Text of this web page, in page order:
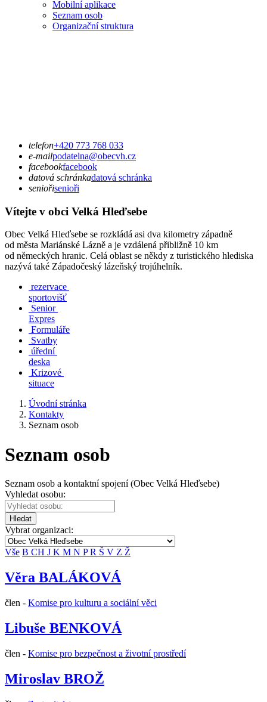
Mobilní aplikace
Seznam osob
Organizační struktura
telefon+420 773 768 033
e-mailpodatelna@obecvh.cz
facebookfacebook
datová schránkadatová schránka
seniořisenioři
Vítejte v obci Velká Hleďsebe
Obec Velká Hleďsebe se rozkládá asi dva kilometry západně
od města Mariánské Lázně a je vzdálená přibližně 10 km
od německých hranic. Celá oblast se někdy z turistického hlediska
nazývá také Západočeský lázeňský trojúhelník.
rezervace
sportovišť
Senior
Expres
Formuláře
Svatby
úřední
deska
Krizové
situace
Úvodní stránka
Kontakty
Seznam osob
Seznam osob
Seznam osob a kontaktní spojení (Obec Velká Hleďsebe)
Vyhledat osobu:
Hledat
Vybrat organizaci:
Vše B CH J K M N PR Š V Z Ž
Věra BALÁKOVÁ
člen - Komise pro kulturu a sociální věci
Libuše BENKOVÁ
člen - Komise pro bezpečnost a životní prostředí
Miroslav BROŽ